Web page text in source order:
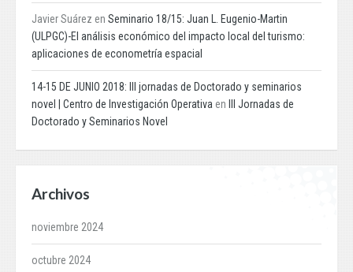
Javier Suárez en Seminario 18/15: Juan L. Eugenio-Martin
(ULPGC)-El análisis económico del impacto local del turismo:
aplicaciones de econometría espacial
14-15 DE JUNIO 2018: III jornadas de Doctorado y seminarios
novel | Centro de Investigación Operativa en
III Jornadas de
Doctorado y Seminarios Novel
Archivos
noviembre 2024
octubre 2024